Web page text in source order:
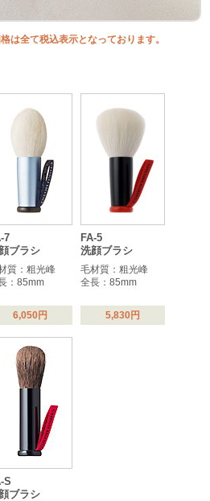
は全て税込表示となっております。
7
ブラシ
質：粗光峰
：85mm
6,050円
FA-5
洗顔ブラシ
毛材質：粗光峰
全長：85mm
5,830円
S
ブラシ